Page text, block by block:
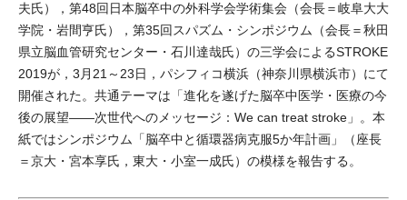
夫氏），第48回日本脳卒中の外科学会学術集会（会長＝岐阜大大
学院・岩間亨氏），第35回スパズム・シンポジウム（会長＝秋田
県立脳血管研究センター・石川達哉氏）の三学会によるSTROKE
2019が，3月21～23日，パシフィコ横浜（神奈川県横浜市）にて
開催された。共通テーマは「進化を遂げた脳卒中医学・医療の今
後の展望――次世代へのメッセージ：We can treat stroke」。本
紙ではシンポジウム「脳卒中と循環器病克服5か年計画」（座長
＝京大・宮本享氏，東大・小室一成氏）の模様を報告する。